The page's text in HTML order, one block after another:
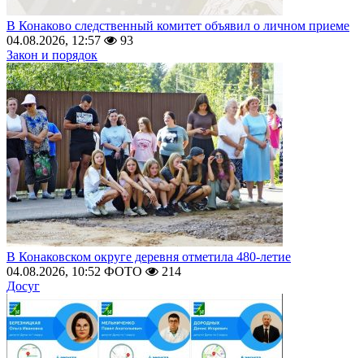
В Конаково следственный комитет объявил о личном приеме
04.08.2026, 12:57
93
Закон и порядок
В Конаковском округе деревня отметила 480-летие
04.08.2026, 10:52 ФОТО
214
Досуг